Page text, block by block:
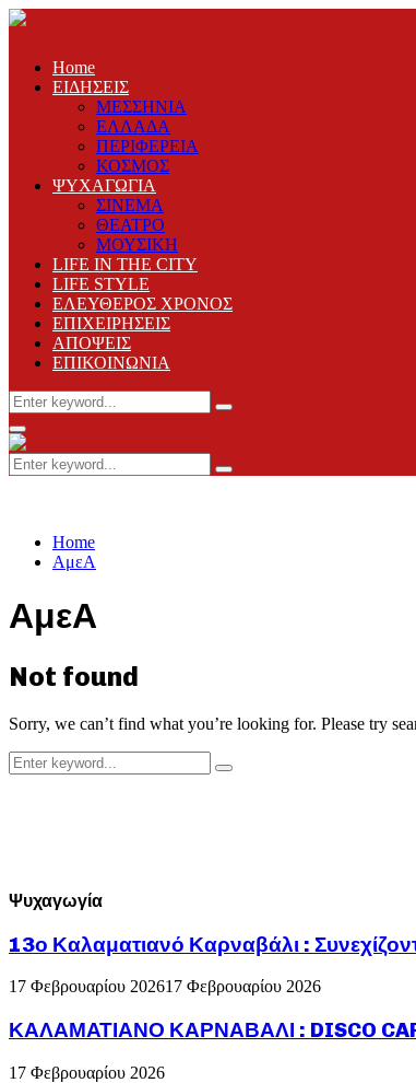
Home
ΕΙΔΗΣΕΙΣ
ΜΕΣΣΗΝΙΑ
ΕΛΛΑΔΑ
ΠΕΡΙΦΕΡΕΙΑ
ΚΟΣΜΟΣ
ΨΥΧΑΓΩΓΙΑ
ΣΙΝΕΜΑ
ΘΕΑΤΡΟ
ΜΟΥΣΙΚΗ
LIFE IN THE CITY
LIFE STYLE
ΕΛΕΥΘΕΡΟΣ ΧΡΟΝΟΣ
ΕΠΙΧΕΙΡΗΣΕΙΣ
ΑΠΟΨΕΙΣ
ΕΠΙΚΟΙΝΩΝΙΑ
Search
for:
Search
Primary
Menu
Search
for:
Search
Home
ΑμεΑ
ΑμεΑ
Not found
Sorry, we can’t find what you’re looking for. Please try
Search
for:
Search
Ψυχαγωγία
13ο Καλαματιανό Καρναβάλι :
17 Φεβρουαρίου 202617 Φεβρουαρίου 2026
ΚΑΛΑΜΑΤΙΑΝΟ ΚΑΡΝΑΒΑΛΙ : DISCO
17 Φεβρουαρίου 2026